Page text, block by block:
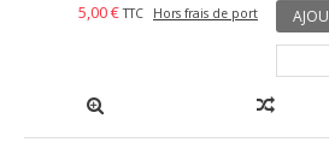
5,00 € TTC Hors frais de port